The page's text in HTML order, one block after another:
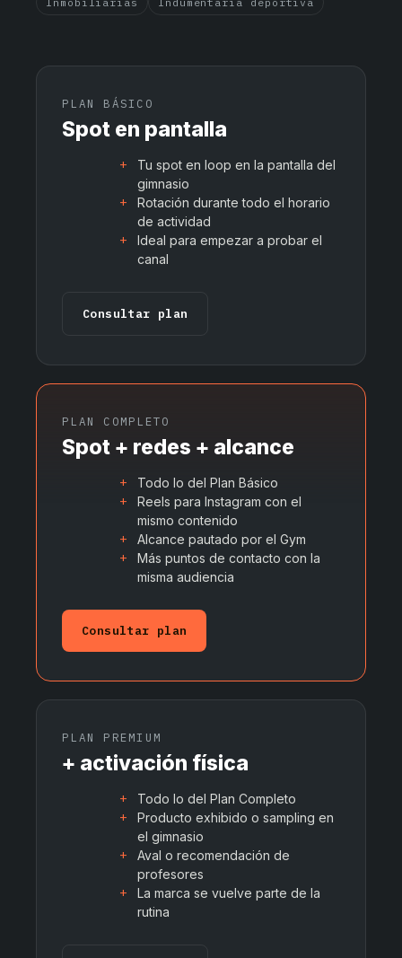
PLAN BÁSICO
Spot en pantalla
Tu spot en loop en la pantalla del
gimnasio
Rotación durante todo el horario
de actividad
Ideal para empezar a probar el
canal
Consultar plan
PLAN COMPLETO
Spot + redes + alcance
Todo lo del Plan Básico
Reels para Instagram con el
mismo contenido
Alcance pautado por el Gym
Más puntos de contacto con la
misma audiencia
Consultar plan
PLAN PREMIUM
+ activación física
Todo lo del Plan Completo
Producto exhibido o sampling en
el gimnasio
Aval o recomendación de
profesores
La marca se vuelve parte de la
rutina